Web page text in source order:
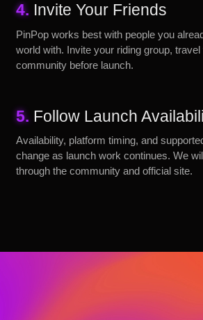
4. Invite Your Friends
PinPop works best with people you
world with. Invite your riding group,
community before launch.
5. Follow Launch
Availability, platform timing, and
change as launch work continues. We
through the community and official site.